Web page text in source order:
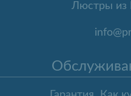
Люстры из